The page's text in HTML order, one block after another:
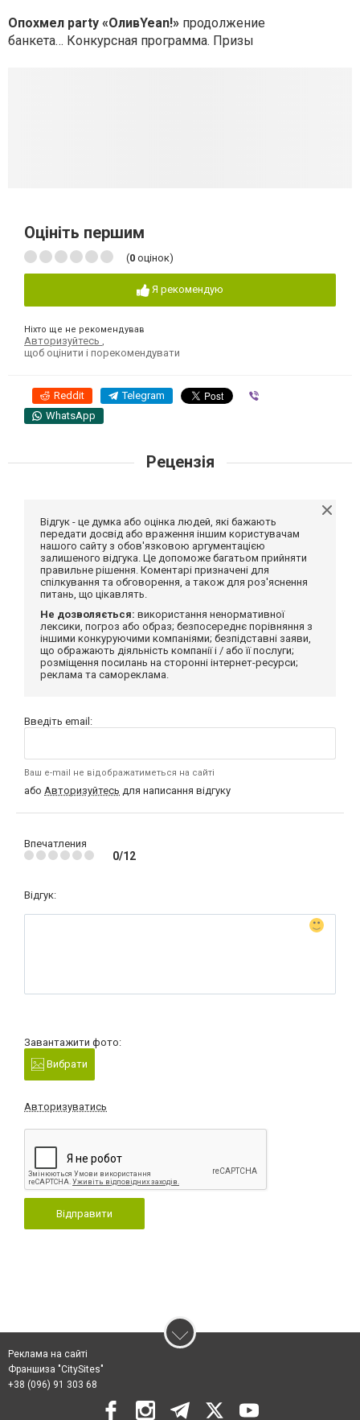
Опохмел party «ОливYean!» продолжение
банкета… Конкурсная программа. Призы
Оцініть першим
(0 оцінок)
Я рекомендую
Ніхто ще не рекомендував
Авторизуйтесь
щоб оцінити і порекомендувати
Reddit Telegram
WhatsApp
Рецензія
Відгук - це думка або оцінка людей, які бажають
передати досвід або враження іншим користувачам
нашого сайту з обов'язковою аргументацією
залишеного відгука. Це допоможе багатьом прийняти
правильне рішення. Коментарі призначені для
спілкування та обговорення, а також для роз'яснення
питань, що цікавлять.
Не дозволяється: використання ненормативної
лексики, погроз або образ; безпосереднє порівняння з
іншими конкуруючими компаніями; безпідставні заяви,
що ображають діяльність компанії і / або її послуги;
розміщення посилань на сторонні інтернет-ресурси;
реклама та самореклама.
Введіть email:
Ваш e-mail не відображатиметься на сайті
або Авторизуйтесь для написання відгуку
Впечатления
0/12
Відгук:
Завантажити фото:
Вибрати
Авторизуватись
Відправити
Реклама на сайті
Франшиза "CitySites"
+38 (096) 91 303 68